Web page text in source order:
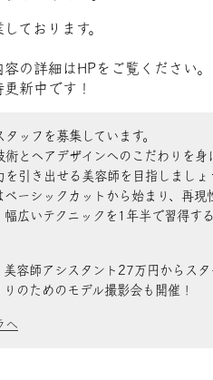
ております。
の詳細はHPをご覧ください。
新中です！
ッフを募集しています。
術とヘアデザインへのこだわりを身
を引き出せる美容師を目指しましょ
ベーシックカットから始まり、再現
幅広いテクニックを1年半で習得す
美容師アシスタント27万円からスタ
のためのモデル撮影会も開催！
へ